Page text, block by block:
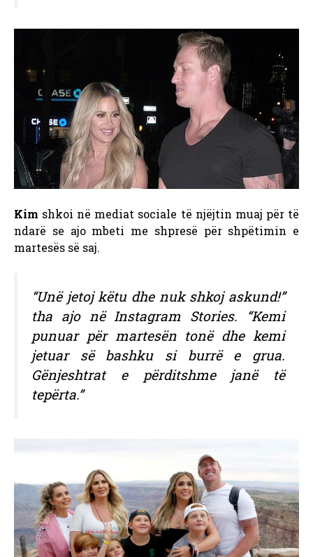
Kim shkoi në mediat sociale të njëjtin muaj për të
ndarë se ajo mbeti me shpresë për shpëtimin e
martesës së saj.
“Unë jetoj këtu dhe nuk shkoj askund!”
tha ajo në Instagram Stories.
“Kemi
punuar për martesën tonë dhe kemi
jetuar së bashku si burrë e grua.
Gënjeshtrat e përditshme janë të
tepërta.”